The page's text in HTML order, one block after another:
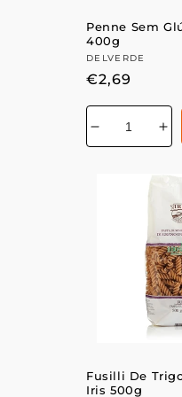
Penne Sem
400g
Fornecedor:
DELVERDE
Preço
€2,69
Diminuir
a
a
Fusilli De
Iris 500g